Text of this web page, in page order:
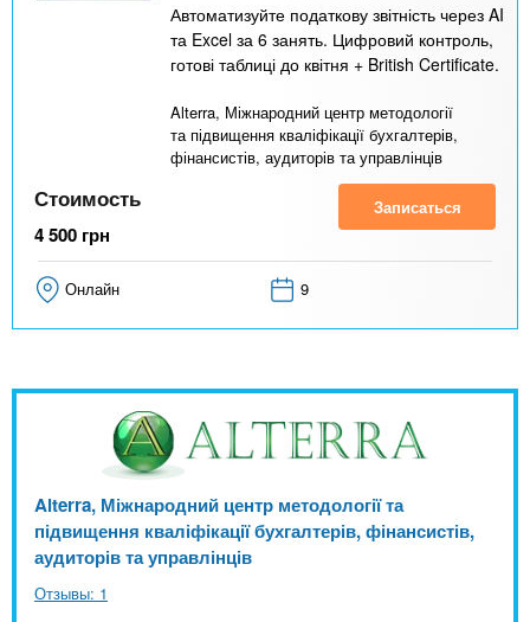
Автоматизуйте податкову звітність через AI
та Excel за 6 занять. Цифровий контроль,
готові таблиці до квітня + British Certificate.
Alterra, Міжнародний центр методології
та підвищення кваліфікації бухгалтерів,
фінансистів, аудиторів та управлінців
Стоимость
4 500 грн
Записаться
Онлайн 9
Alterra, Міжнародний центр методології та
підвищення кваліфікації бухгалтерів, фінансистів,
аудиторів та управлінців
Отзывы: 1